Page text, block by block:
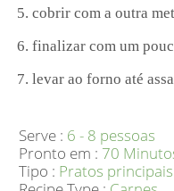
cobrir com a outra
finalizar com um
levar ao forno até
Serve : 6 - 8 pessoas
Pronto em : 70
Tipo : Pratos principais